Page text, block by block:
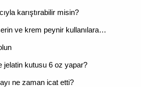
karıştırabilir misin?
ve krem ​​peynir kullanılara…
jelatin kutusu 6 oz yapar?
ne zaman icat etti?